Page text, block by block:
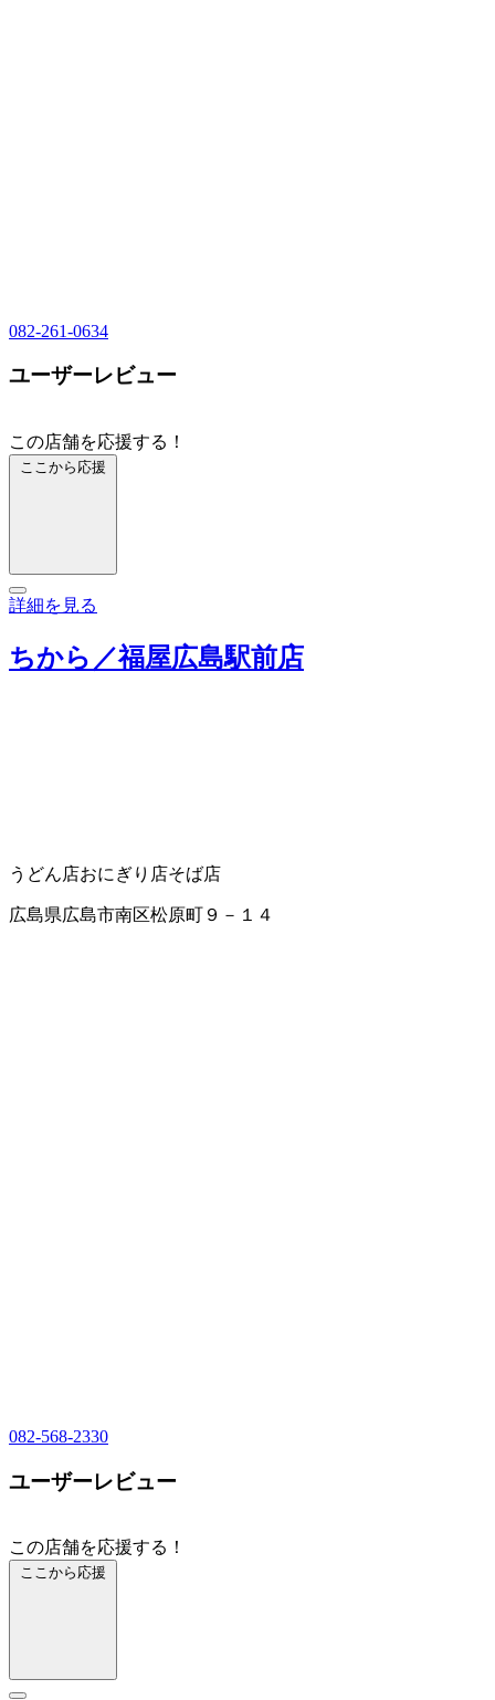
082-261-0634
ユーザーレビュー
この店舗を応援する！
ここから応援
詳細を見る
ちから／福屋広島駅前店
うどん店おにぎり店そば店
広島県広島市南区松原町９－１４
082-568-2330
ユーザーレビュー
この店舗を応援する！
ここから応援